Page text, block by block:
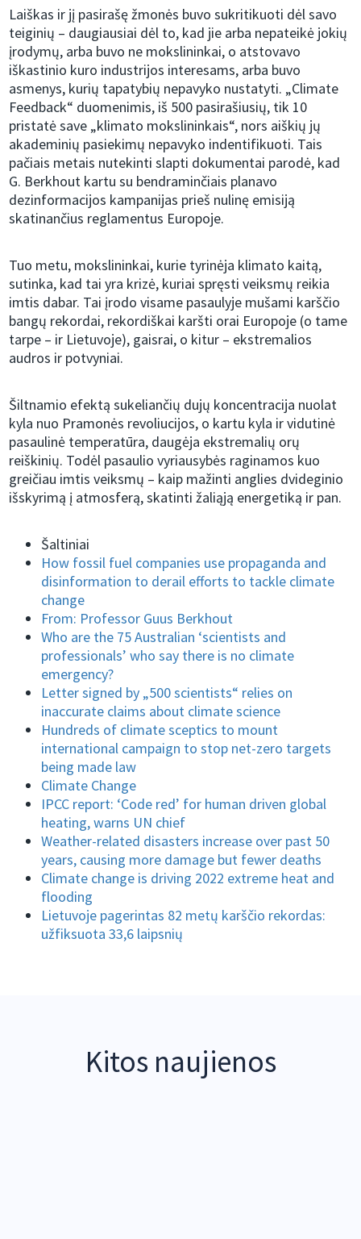
Laiškas ir jį pasirašę žmonės buvo sukritikuoti dėl savo
teiginių – daugiausiai dėl to, kad jie arba nepateikė jokių
įrodymų, arba buvo ne mokslininkai, o atstovavo
iškastinio kuro industrijos interesams, arba buvo
asmenys, kurių tapatybių nepavyko nustatyti. „Climate
Feedback“ duomenimis, iš 500 pasirašiusių, tik 10
pristatė save „klimato mokslininkais“, nors aiškių jų
akademinių pasiekimų nepavyko indentifikuoti. Tais
pačiais metais nutekinti slapti dokumentai parodė, kad
G. Berkhout kartu su bendraminčiais planavo
dezinformacijos kampanijas prieš nulinę emisiją
skatinančius reglamentus Europoje.
Tuo metu, mokslininkai, kurie tyrinėja klimato kaitą,
sutinka, kad tai yra krizė, kuriai spręsti veiksmų reikia
imtis dabar. Tai įrodo visame pasaulyje mušami karščio
bangų rekordai, rekordiškai karšti orai Europoje (o tame
tarpe – ir Lietuvoje), gaisrai, o kitur – ekstremalios
audros ir potvyniai.
Šiltnamio efektą sukeliančių dujų koncentracija nuolat
kyla nuo Pramonės revoliucijos, o kartu kyla ir vidutinė
pasaulinė temperatūra, daugėja ekstremalių orų
reiškinių. Todėl pasaulio vyriausybės raginamos kuo
greičiau imtis veiksmų – kaip mažinti anglies dvideginio
išskyrimą į atmosferą, skatinti žaliąją energetiką ir pan.
Šaltiniai
How fossil fuel companies use propaganda and
disinformation to derail efforts to tackle climate
change
From: Professor Guus Berkhout
Who are the 75 Australian ‘scientists and
professionals’ who say there is no climate
emergency?
Letter signed by „500 scientists“ relies on
inaccurate claims about climate science
Hundreds of climate sceptics to mount
international campaign to stop net-zero targets
being made law
Climate Change
IPCC report: ‘Code red’ for human driven global
heating, warns UN chief
Weather-related disasters increase over past 50
years, causing more damage but fewer deaths
Climate change is driving 2022 extreme heat and
flooding
Lietuvoje pagerintas 82 metų karščio rekordas:
užfiksuota 33,6 laipsnių
Kitos naujienos